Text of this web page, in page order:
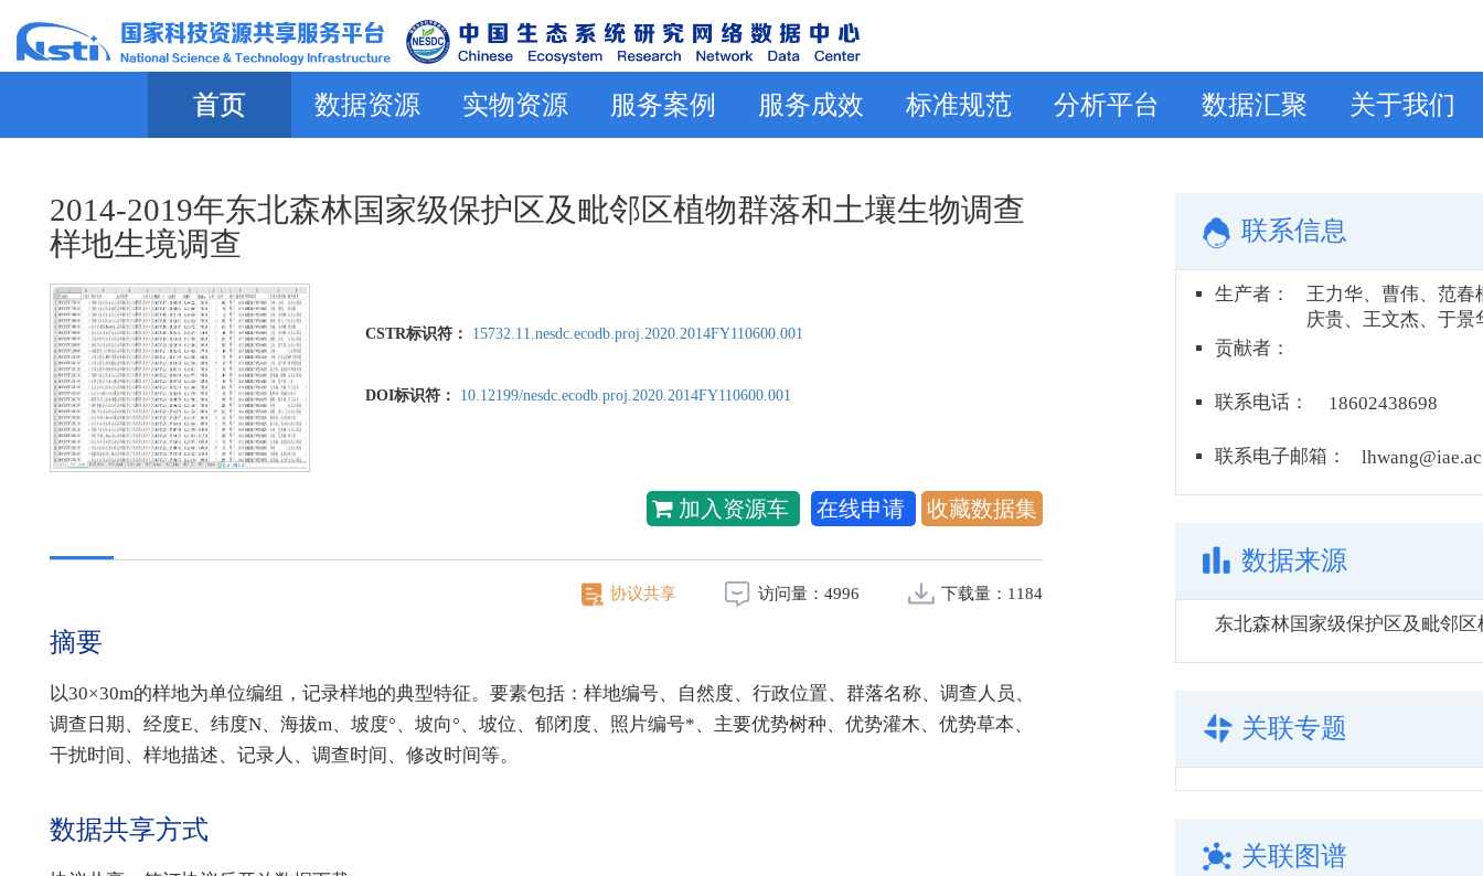
首页 数据资源 实物资源 服务案例 服务成效 标准规范 分析平台 数据汇聚 关于我们
2014-2019年东北森林国家级保护区及毗邻区植物群落和土壤生物调查
样地生境调查
CSTR标识符： 15732.11.nesdc.ecodb.proj.2020.2014FY110600.001
DOI标识符： 10.12199/nesdc.ecodb.proj.2020.2014FY110600.001
加入资源车 在线申请 收藏数据集
协议共享 访问量： 4996 下载量： 1184
摘要
以30×30m的样地为单位编组，记录样地的典型特征。要素包括：样地编号、自然度、行政位置、群落名称、调查人员、
调查日期、经度E、纬度N、海拔m、坡度°、坡向°、坡位、郁闭度、照片编号*、主要优势树种、优势灌木、优势草本、
干扰时间、样地描述、记录人、调查时间、修改时间等。
数据共享方式
联系信息
生产者 ：
王力华、曹伟、范春
庆贵、王文杰、于景
贡献者 ：
联系电话 ： 18602438698
联系电子邮箱 ：
数据来源
关联专题
关联图谱